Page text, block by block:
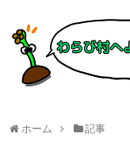
ホーム 記事